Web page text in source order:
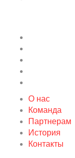
О нас
Команда
Партнерам
История
Контакты